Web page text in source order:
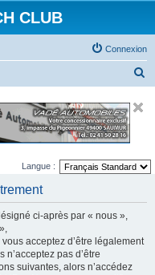
CLUB
Connexion
r
Langue :
ci-après par « nous »,
acceptez d’être légalement
pas d’être
suivantes, alors n’accédez